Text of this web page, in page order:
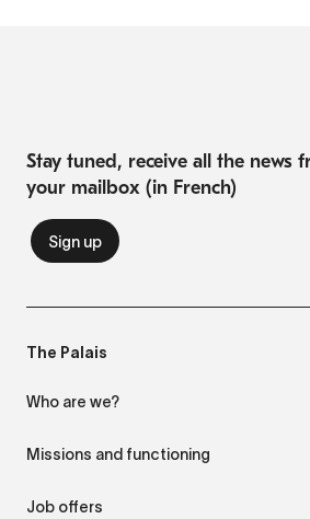
Stay tuned, receive all the news
your mailbox (in French)
The Palais
Who are we?
Missions and functioning
Job offers